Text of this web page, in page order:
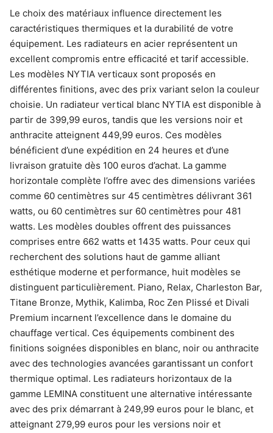
Le choix des matériaux influence directement les
caractéristiques thermiques et la durabilité de votre
équipement. Les radiateurs en acier représentent un
excellent compromis entre efficacité et tarif accessible.
Les modèles NYTIA verticaux sont proposés en
différentes finitions, avec des prix variant selon la couleur
choisie. Un radiateur vertical blanc NYTIA est disponible à
partir de 399,99 euros, tandis que les versions noir et
anthracite atteignent 449,99 euros. Ces modèles
bénéficient d’une expédition en 24 heures et d’une
livraison gratuite dès 100 euros d’achat. La gamme
horizontale complète l’offre avec des dimensions variées
comme 60 centimètres sur 45 centimètres délivrant 361
watts, ou 60 centimètres sur 60 centimètres pour 481
watts. Les modèles doubles offrent des puissances
comprises entre 662 watts et 1435 watts. Pour ceux qui
recherchent des solutions haut de gamme alliant
esthétique moderne et performance, huit modèles se
distinguent particulièrement. Piano, Relax, Charleston Bar,
Titane Bronze, Mythik, Kalimba, Roc Zen Plissé et Divali
Premium incarnent l’excellence dans le domaine du
chauffage vertical. Ces équipements combinent des
finitions soignées disponibles en blanc, noir ou anthracite
avec des technologies avancées garantissant un confort
thermique optimal. Les radiateurs horizontaux de la
gamme LEMINA constituent une alternative intéressante
avec des prix démarrant à 249,99 euros pour le blanc, et
atteignant 279,99 euros pour les versions noir et